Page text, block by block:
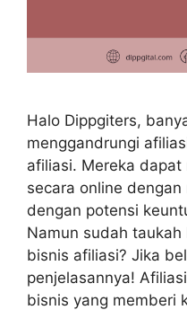
Halo Dippgiters,
menggandrungi
afiliasi. Mereka
secara online
dengan potensi
Namun sudah
bisnis afiliasi? Jika
penjelasannya!
bisnis yang memberi